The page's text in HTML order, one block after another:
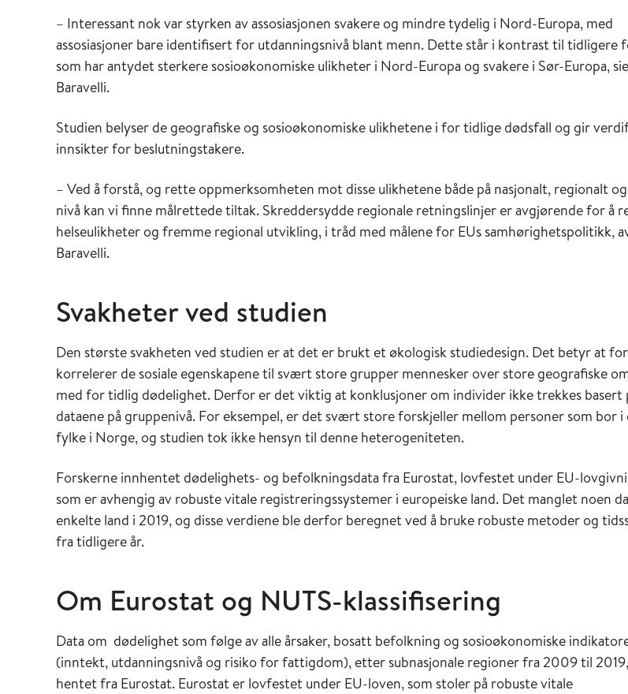
– Interessant nok var styrken av assosiasjonen svakere og mindre tydelig i Nord-Europa, med
assosiasjoner bare identifisert for utdanningsnivå blant menn. Dette står i kontrast til tidligere
som har antydet sterkere sosioøkonomiske ulikheter i Nord-Europa og svakere i Sør-Europa,
Baravelli.
Studien belyser de geografiske og sosioøkonomiske ulikhetene i for tidlige dødsfall og gir
innsikter for beslutningstakere.
– Ved å forstå, og rette oppmerksomheten mot disse ulikhetene både på nasjonalt, regionalt
nivå kan vi finne målrettede tiltak. Skreddersydde regionale retningslinjer er avgjørende for å
helseulikheter og fremme regional utvikling, i tråd med målene for EUs samhørighetspolitikk,
Baravelli.
Svakheter ved studien
Den største svakheten ved studien er at det er brukt et økologisk studiedesign. Det betyr at
korrelerer de sosiale egenskapene til svært store grupper mennesker over store geografiske
med for tidlig dødelighet. Derfor er det viktig at konklusjoner om individer ikke trekkes basert
dataene på gruppenivå. For eksempel, er det svært store forskjeller mellom personer som bor
fylke i Norge, og studien tok ikke hensyn til denne heterogeniteten.
Forskerne innhentet dødelighets- og befolkningsdata fra Eurostat, lovfestet under EU-
som er avhengig av robuste vitale registreringssystemer i europeiske land. Det manglet noen
enkelte land i 2019, og disse verdiene ble derfor beregnet ved å bruke robuste metoder og
fra tidligere år.
Om Eurostat og NUTS-klassifisering
Data om dødelighet som følge av alle årsaker, bosatt befolkning og sosioøkonomiske
(inntekt, utdanningsnivå og risiko for fattigdom), etter subnasjonale regioner fra 2009 til
hentet fra Eurostat. Eurostat er lovfestet under EU-loven, som stoler på robuste vitale